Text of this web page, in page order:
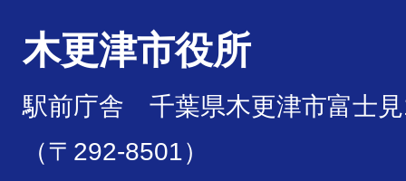
木更津市役所
駅前庁舎 千葉県木更津市富士
（〒292-8501）